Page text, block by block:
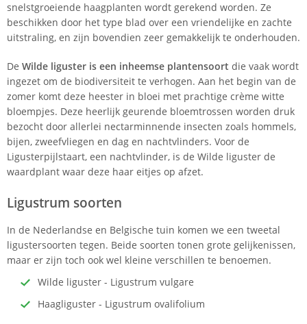
snelstgroeiende haagplanten wordt gerekend worden. Ze
beschikken door het type blad over een vriendelijke en zachte
uitstraling, en zijn bovendien zeer gemakkelijk te onderhouden.
De Wilde liguster is een inheemse plantensoort die vaak wordt
ingezet om de biodiversiteit te verhogen. Aan het begin van de
zomer komt deze heester in bloei met prachtige crème witte
bloempjes. Deze heerlijk geurende bloemtrossen worden druk
bezocht door allerlei nectarminnende insecten zoals hommels,
bijen, zweefvliegen en dag en nachtvlinders. Voor de
Ligusterpijlstaart, een nachtvlinder, is de Wilde liguster de
waardplant waar deze haar eitjes op afzet.
Ligustrum soorten
In de Nederlandse en Belgische tuin komen we een tweetal
ligustersoorten tegen. Beide soorten tonen grote gelijkenissen,
maar er zijn toch ook wel kleine verschillen te benoemen.
Wilde liguster - Ligustrum vulgare
Haagliguster - Ligustrum ovalifolium